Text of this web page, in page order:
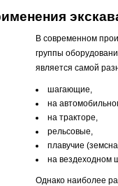
В современном
группы
является самой
шагающие,
на
на тракторе,
рельсовые,
плавучие
на вездеходном
Однако наиболее